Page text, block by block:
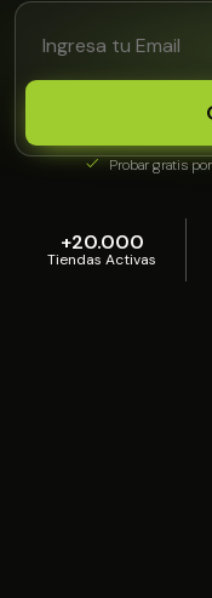
Probar gratis
+20.000
Tiendas Activas